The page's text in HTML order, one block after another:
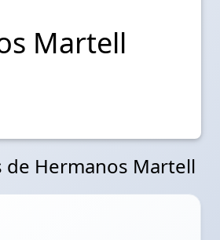
Martell
de Hermanos Martell